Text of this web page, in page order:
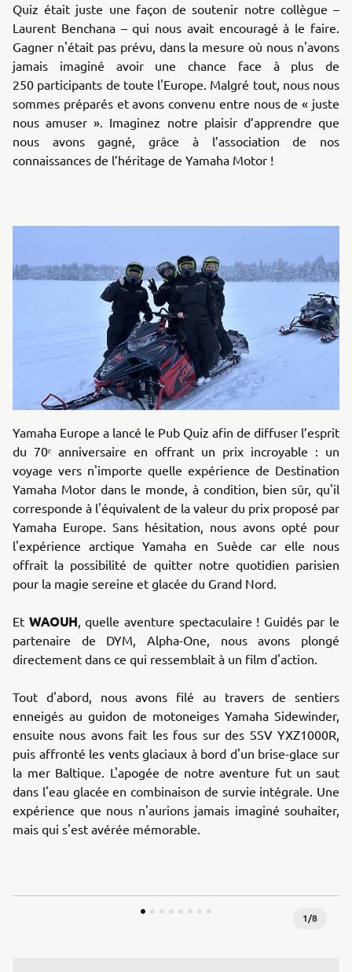
Quiz était juste une façon de soutenir notre collègue –
Laurent Benchana – qui nous avait encouragé à le faire.
Gagner n'était pas prévu, dans la mesure où nous n'avons
jamais imaginé avoir une chance face à plus de
250 participants de toute l'Europe. Malgré tout, nous nous
sommes préparés et avons convenu entre nous de « juste
nous amuser ». Imaginez notre plaisir d’apprendre que
nous avons gagné, grâce à l’association de nos
connaissances de l’héritage de Yamaha Motor !
Yamaha Europe a lancé le Pub Quiz afin de diffuser l’esprit
du 70ᵉ anniversaire en offrant un prix incroyable : un
voyage vers n'importe quelle expérience de Destination
Yamaha Motor dans le monde, à condition, bien sûr, qu'il
corresponde à l'équivalent de la valeur du prix proposé par
Yamaha Europe. Sans hésitation, nous avons opté pour
l'expérience arctique Yamaha en Suède car elle nous
offrait la possibilité de quitter notre quotidien parisien
pour la magie sereine et glacée du Grand Nord.
Et WAOUH, quelle aventure spectaculaire ! Guidés par le
partenaire de DYM, Alpha-One, nous avons plongé
directement dans ce qui ressemblait à un film d'action.
Tout d'abord, nous avons filé au travers de sentiers
enneigés au guidon de motoneiges Yamaha Sidewinder,
ensuite nous avons fait les fous sur des SSV YXZ1000R,
puis affronté les vents glaciaux à bord d'un brise-glace sur
la mer Baltique. L'apogée de notre aventure fut un saut
dans l'eau glacée en combinaison de survie intégrale. Une
expérience que nous n'aurions jamais imaginé souhaiter,
mais qui s'est avérée mémorable.
1/8